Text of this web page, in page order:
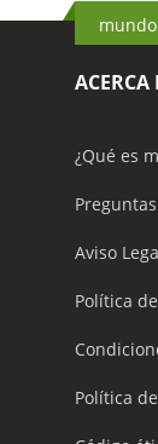
¿Qué es
Aviso
Política
Política